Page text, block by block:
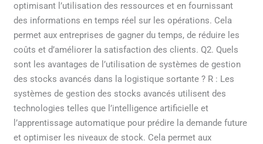
optimisant l’utilisation des ressources et en fournissant
des informations en temps réel sur les opérations. Cela
permet aux entreprises de gagner du temps, de réduire les
coûts et d’améliorer la satisfaction des clients. Q2. Quels
sont les avantages de l’utilisation de systèmes de gestion
des stocks avancés dans la logistique sortante ? R : Les
systèmes de gestion des stocks avancés utilisent des
technologies telles que l’intelligence artificielle et
l’apprentissage automatique pour prédire la demande future
et optimiser les niveaux de stock. Cela permet aux